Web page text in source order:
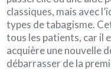
classiques, mais avec
types de tabagisme.
tous les patients, car il
acquière une nouvelle
débarrasser de la